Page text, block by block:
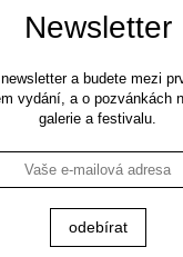
Newsletter
a budete mezi
vydání, a o pozvánkách
galerie a festivalu.